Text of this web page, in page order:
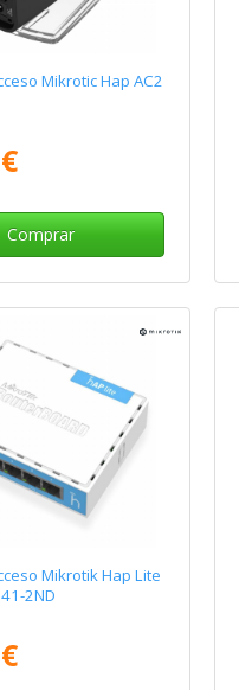
Mikrotic Hap AC2
Comprar
Mikrotik Hap Lite
2ND